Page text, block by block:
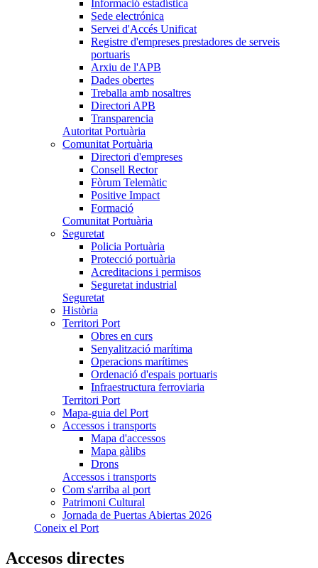
Informació estadística
Sede electrónica
Servei d'Accés Unificat
Registre d'empreses prestadores de serveis
portuaris
Arxiu de l'APB
Dades obertes
Treballa amb nosaltres
Directori APB
Transparencia
Autoritat Portuària
Comunitat Portuària
Directori d'empreses
Consell Rector
Fòrum Telemàtic
Positive Impact
Formació
Comunitat Portuària
Seguretat
Policia Portuària
Protecció portuària
Acreditacions i permisos
Seguretat industrial
Seguretat
Història
Territori Port
Obres en curs
Senyalització marítima
Operacions marítimes
Ordenació d'espais portuaris
Infraestructura ferroviaria
Territori Port
Mapa-guia del Port
Accessos i transports
Mapa d'accessos
Mapa gàlibs
Drons
Accessos i transports
Com s'arriba al port
Patrimoni Cultural
Jornada de Puertas Abiertas 2026
Coneix el Port
Accesos directes